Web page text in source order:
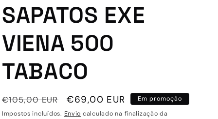
SAPATOS EXE
VIENA 500
TABACO
Preço
normal
€105,00 EUR
Preço
de
€69,00 EUR
Em promoção
Impostos incluídos. Envio calculado na finalização da